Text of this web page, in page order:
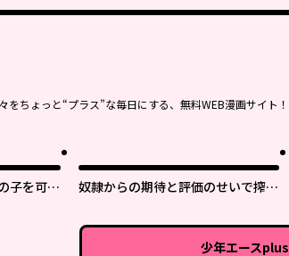
をちょっと“プラス”な毎日にする、無料WEB漫画サイト！
子を可愛
奴隷からの期待と評価のせいで搾取
少年エースplus